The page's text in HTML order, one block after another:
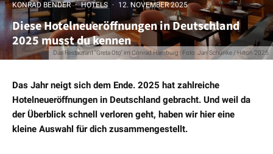
Das Restaurant "Greta Oto" im Conrad Hamburg | Foto: Jan Schünke / Hilton 2025
KONRAD BENDER · HOTELS · 12. NOVEMBER 2025
Diese Hotelneueröffnungen in Deutschland
2025 musst du kennen
Das Jahr neigt sich dem Ende. 2025 hat zahlreiche
Hotelneueröffnungen in Deutschland gebracht. Und weil da
der Überblick schnell verloren geht, haben wir hier eine
kleine Auswahl für dich zusammengestellt.